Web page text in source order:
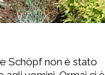
Schöpf non è stato